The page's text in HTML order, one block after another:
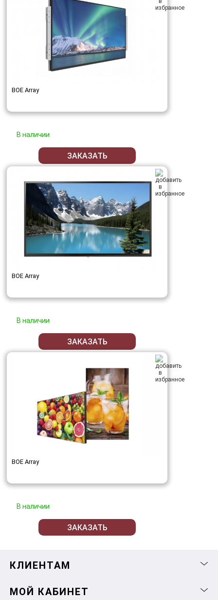
BOE Array
В наличии
ЗАКАЗАТЬ
BOE Array
В наличии
ЗАКАЗАТЬ
BOE Array
В наличии
ЗАКАЗАТЬ
КЛИЕНТАМ
МОЙ КАБИНЕТ